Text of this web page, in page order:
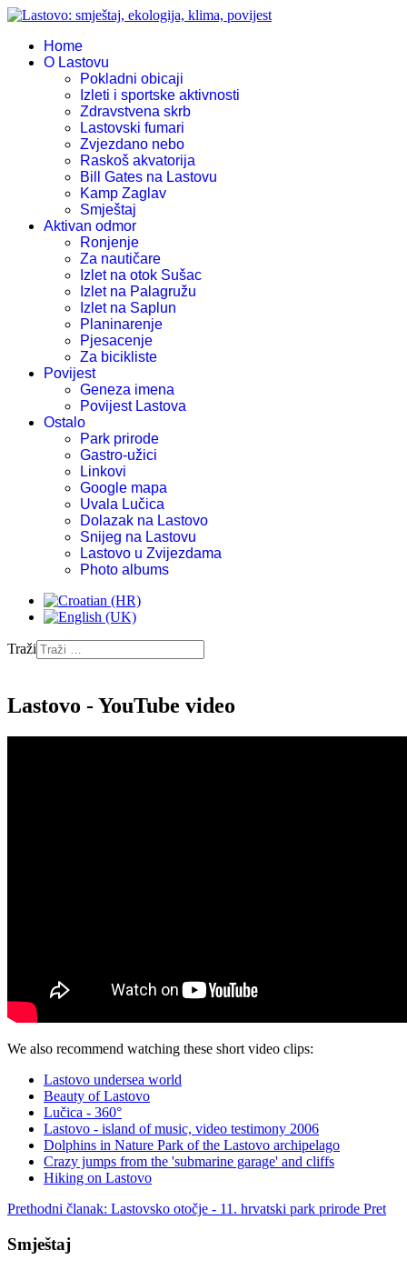
Home
O Lastovu
Pokladni obicaji
Izleti i sportske aktivnosti
Zdravstvena skrb
Lastovski fumari
Zvjezdano nebo
Raskoš akvatorija
Bill Gates na Lastovu
Kamp Zaglav
Smještaj
Aktivan odmor
Ronjenje
Za nautičare
Izlet na otok Sušac
Izlet na Palagružu
Izlet na Saplun
Planinarenje
Pjesacenje
Za bicikliste
Povijest
Geneza imena
Povijest Lastova
Ostalo
Park prirode
Gastro-užici
Linkovi
Google mapa
Uvala Lučica
Dolazak na Lastovo
Snijeg na Lastovu
Lastovo u Zvijezdama
Photo albums
Traži
Lastovo - YouTube video
We also recommend watching these short video clips:
Lastovo undersea world
Beauty of Lastovo
Lučica - 360°
Lastovo - island of music, video testimony 2006
Dolphins in Nature Park of the Lastovo archipelago
Crazy jumps from the 'submarine garage' and cliffs
Hiking on Lastovo
Prethodni članak: Lastovsko otočje - 11. hrvatski park prirode Pret
Smještaj